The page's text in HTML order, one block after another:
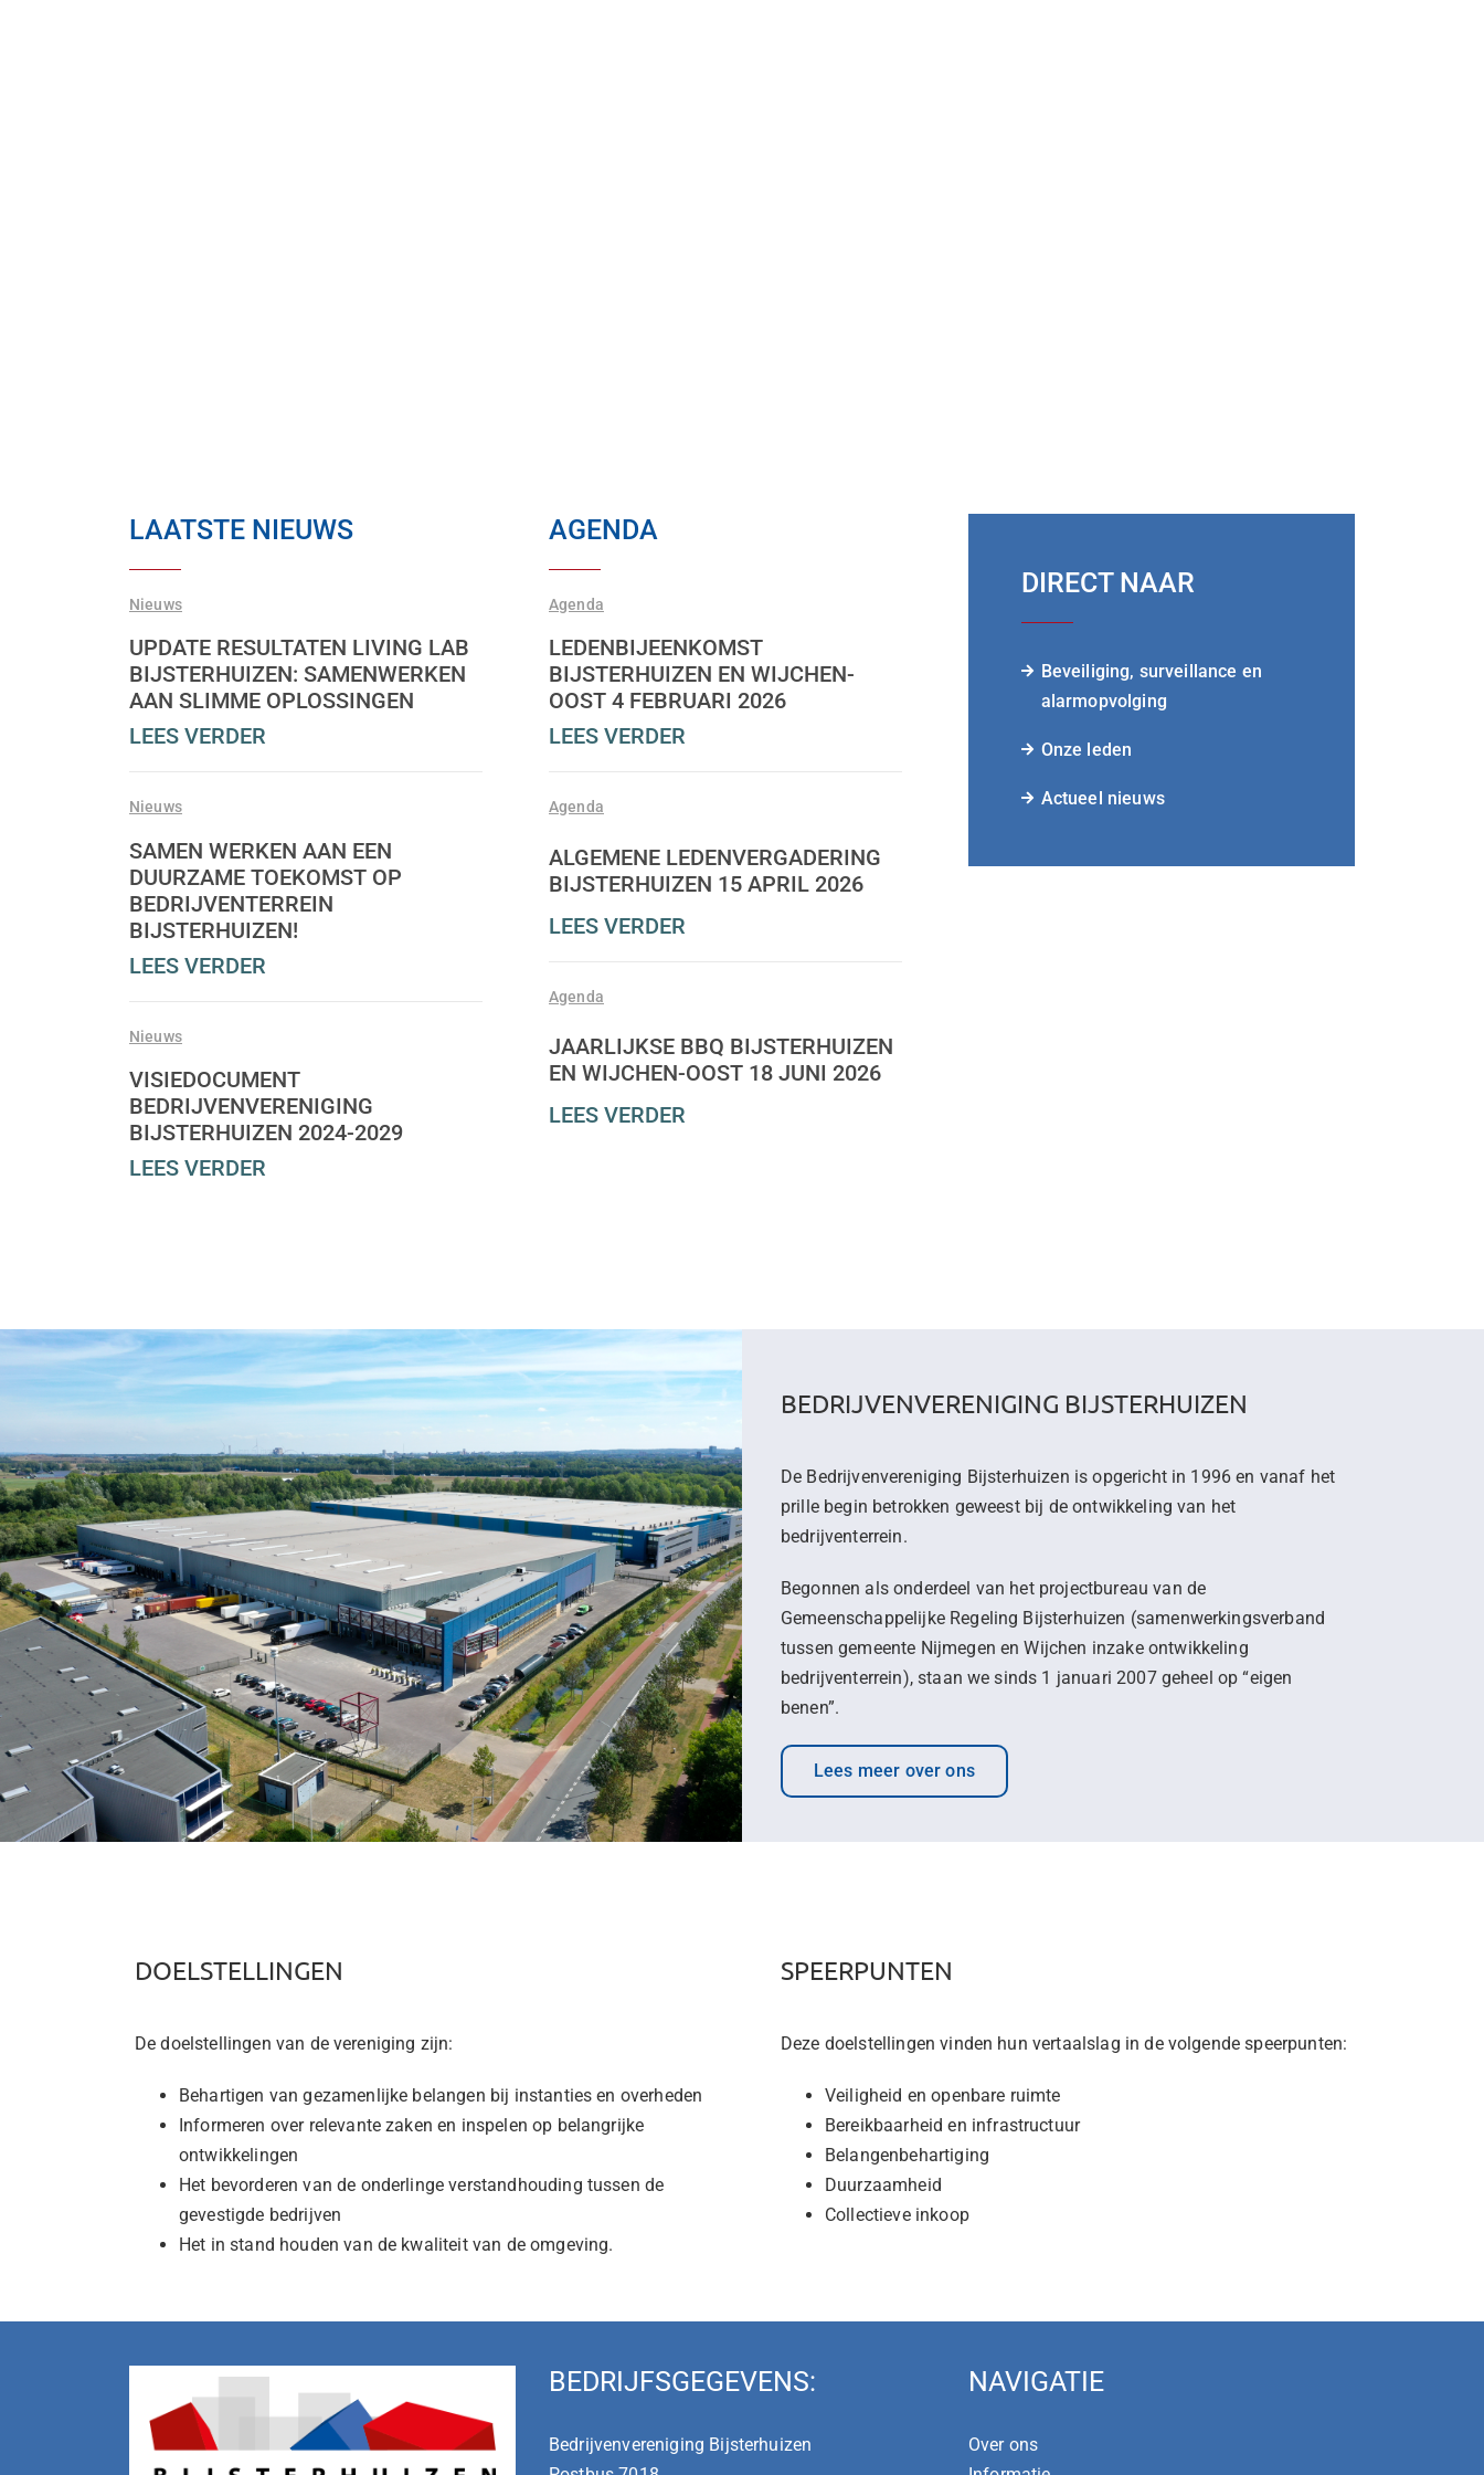
LAATSTE NIEUWS
Nieuws
UPDATE RESULTATEN LIVING LAB
BIJSTERHUIZEN: SAMENWERKEN
AAN SLIMME OPLOSSINGEN
LEES VERDER
Nieuws
SAMEN WERKEN AAN EEN
DUURZAME TOEKOMST OP
BEDRIJVENTERREIN
BIJSTERHUIZEN!
LEES VERDER
Nieuws
VISIEDOCUMENT
BEDRIJVENVERENIGING
BIJSTERHUIZEN 2024-2029
LEES VERDER
AGENDA
Agenda
LEDENBIJEENKOMST
BIJSTERHUIZEN EN WIJCHEN-
OOST 4 FEBRUARI 2026
LEES VERDER
Agenda
ALGEMENE LEDENVERGADERING
BIJSTERHUIZEN 15 APRIL 2026
LEES VERDER
Agenda
JAARLIJKSE BBQ BIJSTERHUIZEN
EN WIJCHEN-OOST 18 JUNI 2026
LEES VERDER
DIRECT NAAR
Beveiliging, surveillance en
alarmopvolging
Onze leden
Actueel nieuws
BEDRIJVENVERENIGING BIJSTERHUIZEN
De Bedrijvenvereniging Bijsterhuizen is opgericht in 1996 en vanaf het
prille begin betrokken geweest bij de ontwikkeling van het
bedrijventerrein.
Begonnen als onderdeel van het projectbureau van de
Gemeenschappelijke Regeling Bijsterhuizen (samenwerkingsverband
tussen gemeente Nijmegen en Wijchen inzake ontwikkeling
bedrijventerrein), staan we sinds 1 januari 2007 geheel op “eigen
benen”.
Lees meer over ons
DOELSTELLINGEN
De doelstellingen van de vereniging zijn:
Behartigen van gezamenlijke belangen bij instanties en overheden
Informeren over relevante zaken en inspelen op belangrijke
ontwikkelingen
Het bevorderen van de onderlinge verstandhouding tussen de
gevestigde bedrijven
Het in stand houden van de kwaliteit van de omgeving.
SPEERPUNTEN
Deze doelstellingen vinden hun vertaalslag in de volgende speerpunten:
Veiligheid en openbare ruimte
Bereikbaarheid en infrastructuur
Belangenbehartiging
Duurzaamheid
Collectieve inkoop
BEDRIJFSGEGEVENS:
Bedrijvenvereniging Bijsterhuizen
NAVIGATIE
Over ons